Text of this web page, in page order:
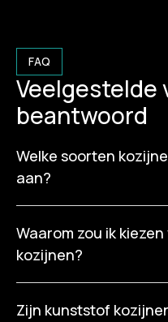
FAQ
Veelgestelde
beantwoord
Welke soorten
aan?
kozijnen aan.
Waarom zou ik
kozijnen?
bieden uitstekende
Zijn kunststof